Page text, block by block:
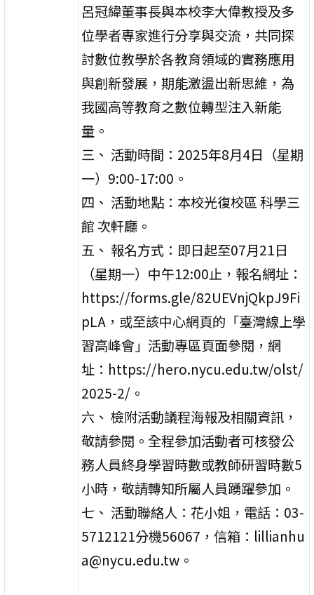
呂冠緯董事長與本校李大偉教授及多
位學者專家進行分享與交流，共同探
討數位教學於各教育領域的實務應用
與創新發展，期能激盪出新思維，為
我國高等教育之數位轉型注入新能
量。
三、 活動時間：2025年8月4日（星期
一）9:00-17:00。
四、 活動地點：本校光復校區 科學三
館 次軒廳。
五、 報名方式：即日起至07月21日
（星期一）中午12:00止，報名網址：
https://forms.gle/82UEVnjQkpJ9Fi
pLA，或至該中心網頁的「臺灣線上學
習高峰會」活動專區頁面參閱，網
址：https://hero.nycu.edu.tw/olst/
2025-2/。
六、 檢附活動議程海報及相關資訊，
敬請參閱。全程參加活動者可核發公
務人員終身學習時數或教師研習時數5
小時，敬請轉知所屬人員踴躍參加。
七、 活動聯絡人：花小姐，電話：03-
5712121分機56067，信箱：lillianhu
a@nycu.edu.tw。